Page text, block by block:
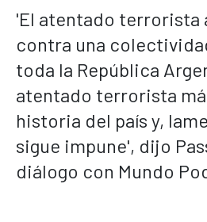
'El atentado terrorista
contra una
toda la República
atentado terrorista
historia del país y,
sigue impune', dijo
diálogo con Mundo